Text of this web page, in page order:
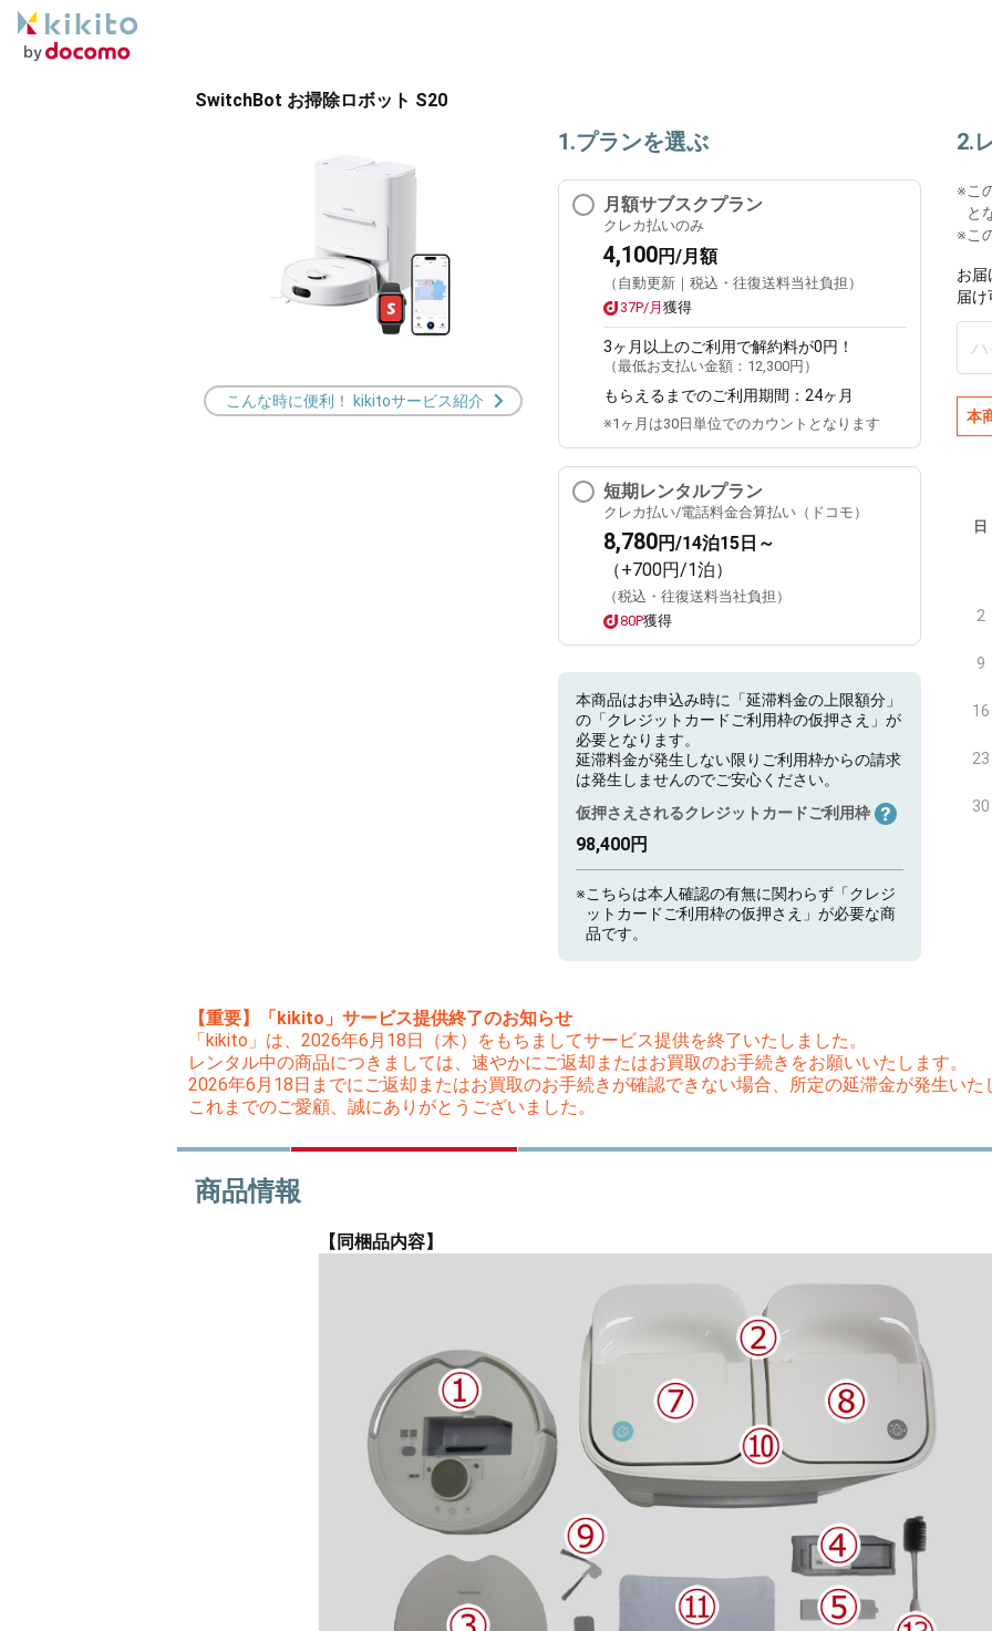
SwitchBot お掃除ロボット S20
こんな時に便利！ kikitoサービス紹介
1.プランを選ぶ
月額サブスクプラン
クレカ払いのみ
4,100円/月額
（自動更新｜税込・往復送料当社負担）
37P/月 獲得
3ヶ月 以上のご利用で解約料が0円！
（最低お支払い金額： 12,300円 ）
もらえるまでのご利用期間： 24ヶ月
※1ヶ月は30日単位でのカウントとなります
短期レンタルプラン
クレカ払い/電話料金合算払い（ドコモ）
8,780円/14泊15日～
（+700円/1泊）
（税込・往復送料当社負担）
80P獲得
本商品はお申込み時に「延滞料金の上限額分」
の「クレジットカードご利用枠の仮押さえ」が
必要となります。
延滞料金が発生しない限りご利用枠からの請求
は発生しませんのでご安心ください。
仮押さえされるクレジットカードご利用枠
98,400円
※こちらは本人確認の有無に関わらず「クレジ
ットカードご利用枠の仮押さえ」が必要な商
品です。
2.
※こ
と
※こ
お届
届
本
日
2
9
16
23
30
【重要】「kikito」サービス提供終了のお知らせ
「kikito」は、2026年6月18日（木）をもちましてサービス提供を終了いたしました。
レンタル中の商品につきましては、速やかにご返却またはお買取のお手続きをお願いいたします。
2026年6月18日までにご返却またはお買取のお手続きが確認できない場合、所定の延滞金が発生いた
これまでのご愛顧、誠にありがとうございました。
商品情報
【同梱品内容】